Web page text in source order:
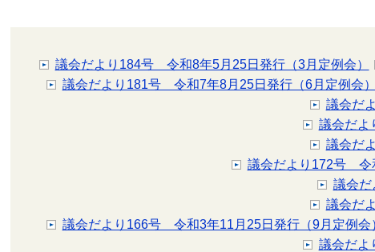
議会だより184号 令和8年5月25日発行（3月定例会）
議会だより181号 令和7年8月25日発行（6月定例会）
議会だ
議会だよ
議会だ
議会だより172号 令
議会だ
議会だ
議会だより166号 令和3年11月25日発行（9月定例会
議会だよ